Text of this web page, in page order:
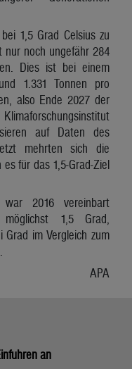
1,5 Grad Celsius zu
nur noch ungefähr 284
Dies ist bei einem
1.331 Tonnen pro
also Ende 2027 der
auf Daten des
mehrten sich die
für das 1,5-Grad-Ziel
war 2016 vereinbart
1,5 Grad,
im Vergleich zum
APA
an